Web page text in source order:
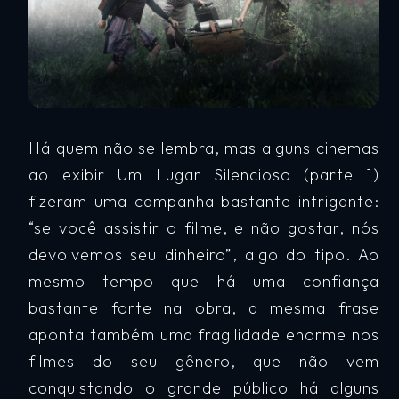
Há quem não se lembra, mas alguns cinemas
ao exibir Um Lugar Silencioso (parte 1)
fizeram uma campanha bastante intrigante:
“se você assistir o filme, e não gostar, nós
devolvemos seu dinheiro”, algo do tipo. Ao
mesmo tempo que há uma confiança
bastante forte na obra, a mesma frase
aponta também uma fragilidade enorme nos
filmes do seu gênero, que não vem
conquistando o grande público há alguns